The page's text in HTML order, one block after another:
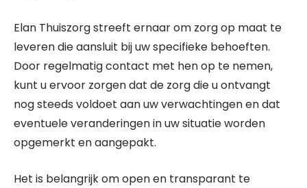
Elan Thuiszorg streeft ernaar om zorg op maat te
leveren die aansluit bij uw specifieke behoeften.
Door regelmatig contact met hen op te nemen,
kunt u ervoor zorgen dat de zorg die u ontvangt
nog steeds voldoet aan uw verwachtingen en dat
eventuele veranderingen in uw situatie worden
opgemerkt en aangepakt.
Het is belangrijk om open en transparant te